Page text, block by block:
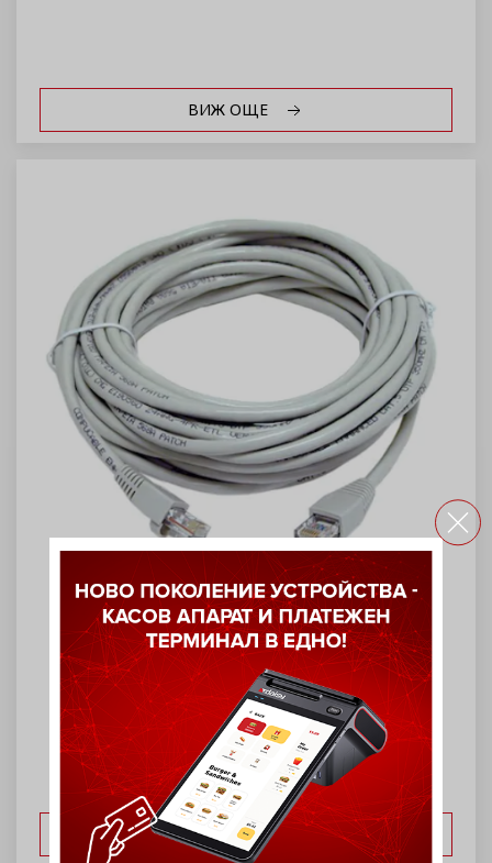
ВИЖ ОЩЕ
Интерфейсен кабел (LAN)
ВИЖ ОЩЕ